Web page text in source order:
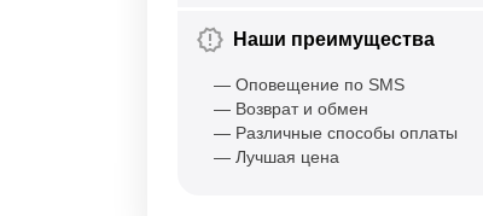
Наши преимущества
— Оповещение по SMS
— Возврат и обмен
— Различные способы оплаты
— Лучшая цена